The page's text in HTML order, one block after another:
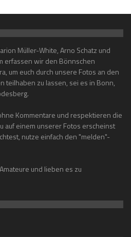
Müller-White, Arno Schatz und
erfassen wir den Bönnschen
um euch durch unsere Fotos an den
teilhaben zu lassen, sei es in Bonn,
Kommentare und respektieren die
auf einem unserer Fotos erscheinst
nutze einfach den "melden"-
und lieben es zu